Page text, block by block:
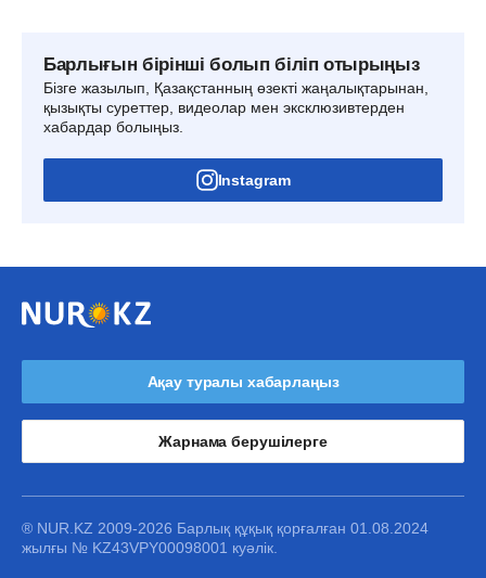
Барлығын бірінші болып біліп отырыңыз
Бізге жазылып, Қазақстанның өзекті жаңалықтарынан,
қызықты суреттер, видеолар мен эксклюзивтерден
хабардар болыңыз.
Instagram
Ақау туралы хабарлаңыз
Жарнама берушілерге
® NUR.KZ 2009-2026 Барлық құқық қорғалған 01.08.2024
жылғы № KZ43VPY00098001 куәлік.